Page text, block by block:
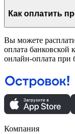
Вы можете
оплата банковской
онлайн-оплата при
Компания